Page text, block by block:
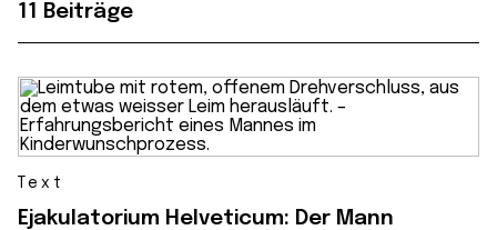
11 Beiträge
Text
Ejakulatorium Helveticum: Der Mann